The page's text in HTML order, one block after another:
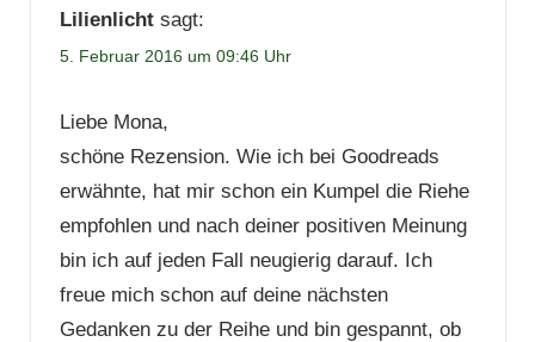
Lilienlicht sagt:
5. Februar 2016 um 09:46 Uhr
Liebe Mona,
schöne Rezension. Wie ich bei Goodreads
erwähnte, hat mir schon ein Kumpel die Riehe
empfohlen und nach deiner positiven Meinung
bin ich auf jeden Fall neugierig darauf. Ich
freue mich schon auf deine nächsten
Gedanken zu der Reihe und bin gespannt, ob